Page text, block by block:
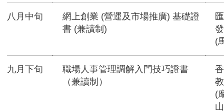
八月中旬
網上創業 (營運及市場推廣) 基礎證
書 (兼讀制)
(
九月下旬
職場人事管理調解入門技巧證書
（兼讀制）
(